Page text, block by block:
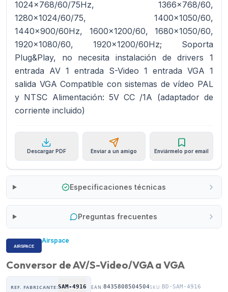
1024x768/60/75Hz, 1366x768/60,
1280x1024/60/75, 1400x1050/60,
1440x900/60Hz, 1600x1200/60, 1680x1050/60,
1920x1080/60, 1920x1200/60Hz; Soporta
Plug&Play, no necesita instalación de drivers 1
entrada AV 1 entrada S-Video 1 entrada VGA 1
salida VGA Compatible con sistemas de vídeo PAL
y NTSC Alimentación: 5V CC /1A (adaptador de
corriente incluido)
Descargar PDF Enviar a un amigo Enviármelo por email
Especificaciones técnicas
Preguntas frecuentes
Airspace
Conversor de AV/S-Video/VGA a VGA
REF. FABRICANTE:SAM-4916 EAN:8435808504504SKU:BD-SAM-4916